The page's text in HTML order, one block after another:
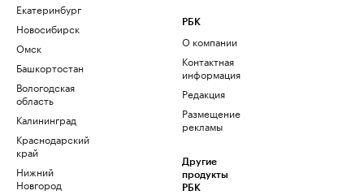
Екатеринбург
Новосибирск
Омск
Башкортостан
Вологодская
область
Калининград
Краснодарский
край
Нижний
Новгород
РБК
О компании
Контактная
информация
Редакция
Размещение
рекламы
Другие
продукты
РБК